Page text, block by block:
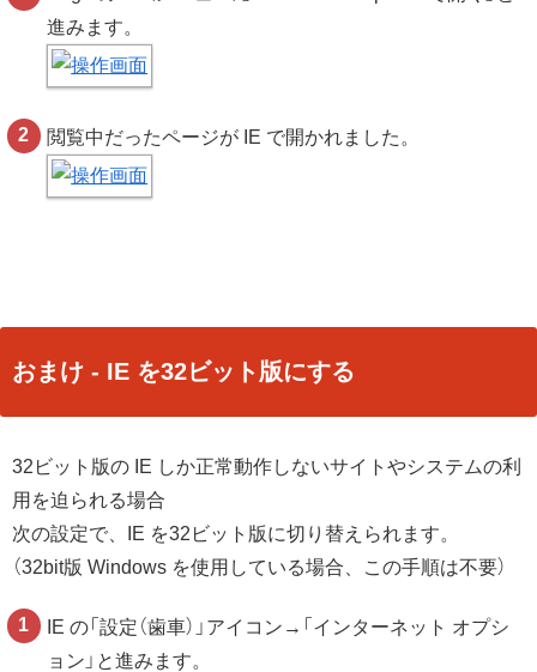
進みます。
閲覧中だったページが IE で開かれました。
おまけ - IE を32ビット版にする
32ビット版の IE しか正常動作しないサイトやシステムの利
用を迫られる場合
次の設定で、IE を32ビット版に切り替えられます。
（32bit版 Windows を使用している場合、この手順は不要）
IE の「設定（歯車）」アイコン→「インターネット オプシ
ョン」と進みます。